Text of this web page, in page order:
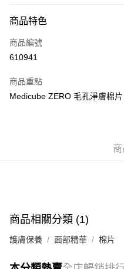
信用卡
Apple Pay
WeChat Pay
JD京東物流，訂單確認發貨後
商品特色
商品編號
610941
商品重點
Medicube ZERO 毛孔淨膚棉
商品相關分類 (1)
護膚保養 面部精華 棉片